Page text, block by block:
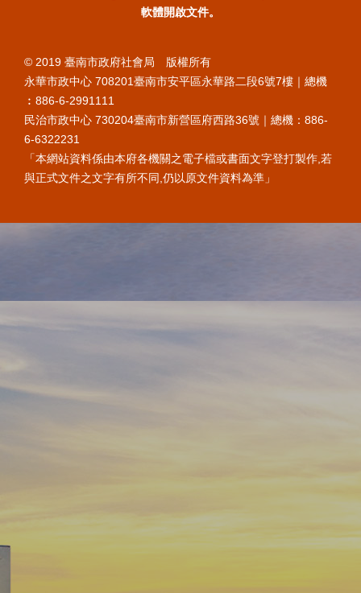
軟體開啟文件。
© 2019 臺南市政府社會局 版權所有
永華市政中心 708201臺南市安平區永華路二段6號7樓｜總機
︰886-6-2991111
民治市政中心 730204臺南市新營區府西路36號｜總機：886-
6-6322231
「本網站資料係由本府各機關之電子檔或書面文字登打製作,若
與正式文件之文字有所不同,仍以原文件資料為準」